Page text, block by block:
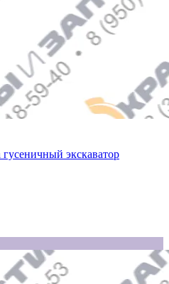
экскаватор